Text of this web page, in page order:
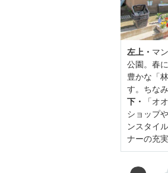
左上・ マ
公園。春
豊かな「
す。ちな
下・
「オ
ショップ
ンスタイ
ナーの充